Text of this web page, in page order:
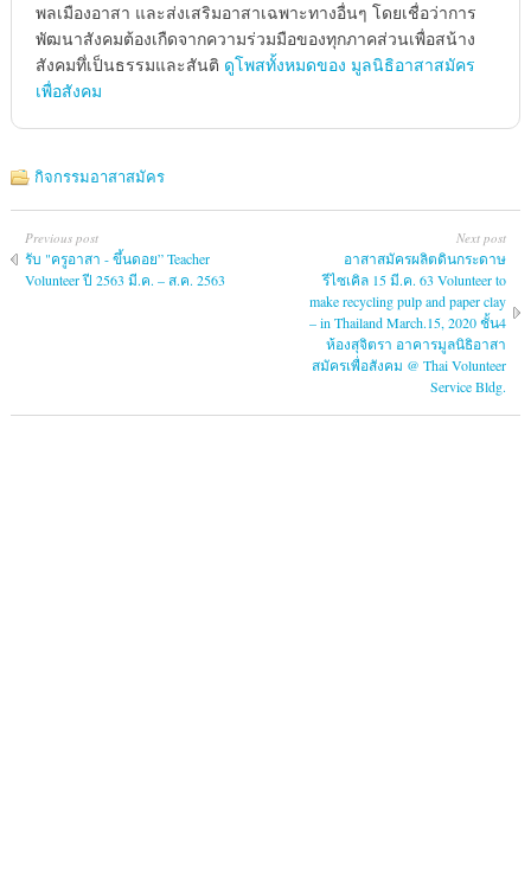
พลเมืองอาสา และส่งเสริมอาสาเฉพาะทางอื่นๆ โดยเชื่อว่าการ
พัฒนาสังคมต้องเกืดจากความร่วมมือของทุกภาคส่วนเพื่อสน้าง
สังคมทึ่เป็นธรรมและสันติ ดูโพสทั้งหมดของ มูลนิธิอาสาสมัคร
เพื่อสังคม
กิจกรรมอาสาสมัคร
Previous post
รับ "ครูอาสา - ขึ้นดอย” Teacher
Volunteer ปี 2563 มี.ค. – ส.ค. 2563
Next post
อาสาสมัครผลิตดินกระดาษ
รีไซเคิล 15 มี.ค. 63 Volunteer to
make recycling pulp and paper clay
– in Thailand March.15, 2020 ชั้น4
ห้องสุจิตรา อาคารมูลนิธิอาสา
สมัครเพื่อสังคม @ Thai Volunteer
Service Bldg.